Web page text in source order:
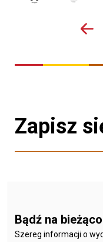
Zapisz
Bądź na
Szereg informacji o